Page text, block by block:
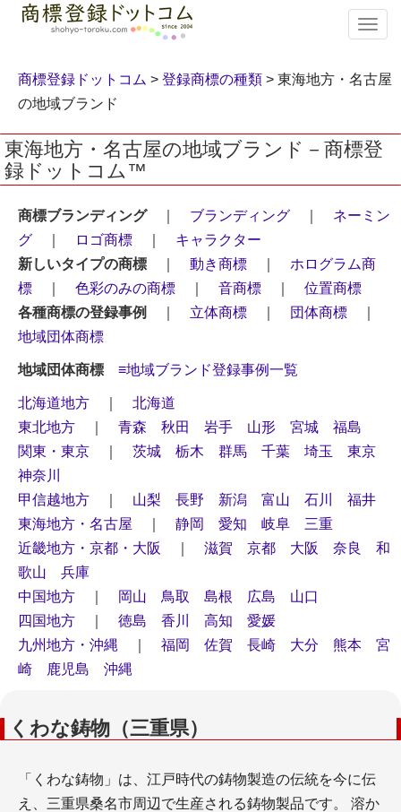
T
o
g
n
a
i
a
i
商標登録ドットコム > 登録商標の種類 > 東海地方・名古屋
の地域ブランド
東海地方・名古屋の地域ブランド－商標登
録ドットコム™
商標ブランディング｜ ブランディング
ネーミン
グ
ロゴ商標
キャラクター
新しいタイプの商標
動き商標
ホログラム商
標
色彩のみの商標 音商標
位置商標
各種商標の登録事例
立体商標 団体商標
地域団体商標
地域団体商標 ≡地域ブランド登録事例一覧
北海道地方
北海道
東北地方
青森 秋田 岩手 山形 宮城
福島
関東・東京
茨城 栃木 群馬 千葉 埼玉
東京
神奈川
甲信越地方
山梨 長野 新潟 富山 石川
福井
東海地方・名古屋
静岡 愛知 岐阜
三重
近畿地方・京都・大阪
滋賀 京都 大阪 奈良
和
歌山
兵庫
中国地方
岡山 鳥取 島根 広島
山口
四国地方
徳島 香川 高知
愛媛
九州地方・沖縄
福岡 佐賀 長崎 大分 熊本
宮
崎
鹿児島 沖縄
くわな鋳物（三重県）
「くわな鋳物」は、江戸時代の鋳物製造の伝統を今に伝
え、三重県桑名市周辺で生産される鋳物製品です。 溶か